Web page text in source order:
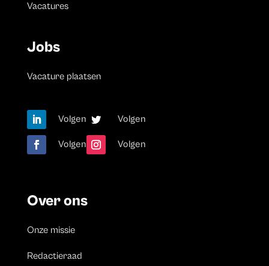
Vacatures
Jobs
Vacature plaatsen
Volgen Volgen
Volgen Volgen
Over ons
Onze missie
Redactieraad